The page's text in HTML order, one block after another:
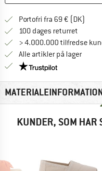
Portofri fra 69 € (DK)
100 dages returret
> 4.000.000 tilfredse
Alle artikler på lager
Vi er
KUNDER, SOM HAR